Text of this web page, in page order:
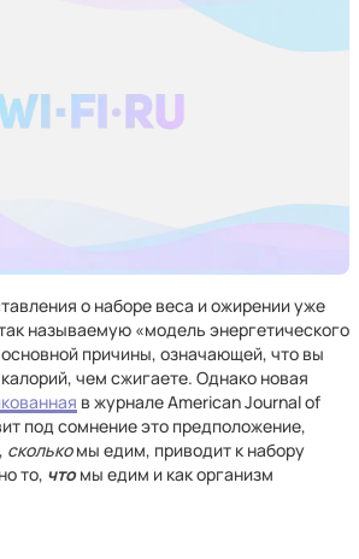
о наборе веса и ожирении уже
называемую «модель энергетического
причины, означающей, что вы
чем сжигаете. Однако новая
в журнале American Journal of
под сомнение это предположение,
сколькомы едим, приводит к набору
то, чтомы едим и как организм